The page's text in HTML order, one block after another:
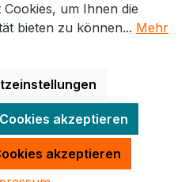
Kontakt
Mehrwertsteuer zzgl.
wenn
angegeben.
um Ihnen die
bieten zu können... Mehr
akzeptieren
akzeptieren